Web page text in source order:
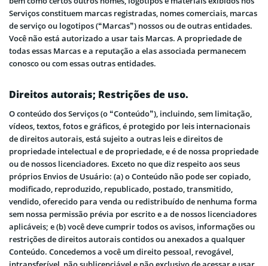
Serviços constituem marcas registradas, nomes comerciais, marcas
de serviço ou logotipos (“Marcas”) nossos ou de outras entidades.
Você não está autorizado a usar tais Marcas. A propriedade de
todas essas Marcas e a reputação a elas associada permanecem
conosco ou com essas outras entidades.
Direitos autorais; Restrições de uso.
O conteúdo dos Serviços (o “Conteúdo”), incluindo, sem limitação,
vídeos, textos, fotos e gráficos, é protegido por leis internacionais
de direitos autorais, está sujeito a outras leis e direitos de
propriedade intelectual e de propriedade, e é de nossa propriedade
ou de nossos licenciadores. Exceto no que diz respeito aos seus
próprios Envios de Usuário: (a) o Conteúdo não pode ser copiado,
modificado, reproduzido, republicado, postado, transmitido,
vendido, oferecido para venda ou redistribuído de nenhuma forma
sem nossa permissão prévia por escrito e a de nossos licenciadores
aplicáveis; e (b) você deve cumprir todos os avisos, informações ou
restrições de direitos autorais contidos ou anexados a qualquer
Conteúdo. Concedemos a você um direito pessoal, revogável,